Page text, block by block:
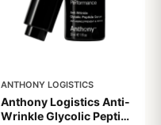
ANTHONY LOGISTICS
Anthony Logistics Anti-
Wrinkle Glycolic Peptide